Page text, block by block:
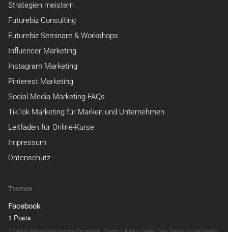
Strategien meistern
Futurebiz Consulting
Futurebiz Seminare & Workshops
Influencer Marketing
Instagram Marketing
Pinterest Marketing
Social Media Marketing FAQs
TikTok Marketing für Marken und Unternehmen
Leitfaden für Online-Kurse
Impressum
Datenschutz
Themen
Facebook
1 Posts